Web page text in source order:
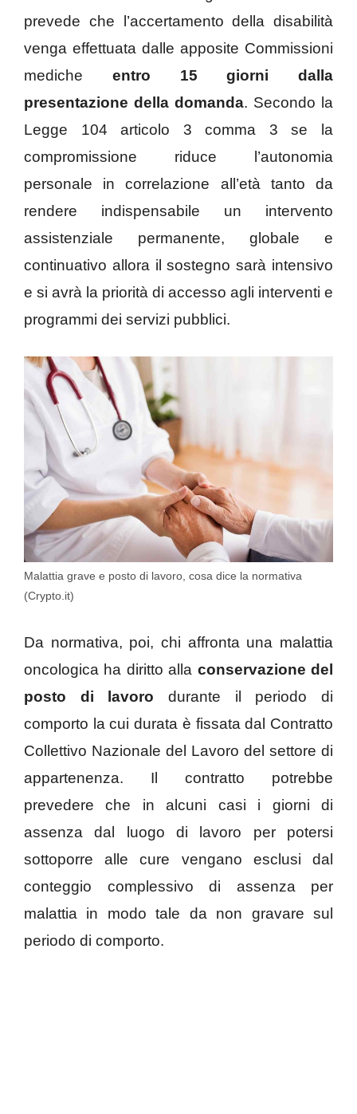
prevede che l’accertamento della disabilità
venga effettuata dalle apposite Commissioni
mediche entro 15 giorni dalla
presentazione della domanda. Secondo la
Legge 104 articolo 3 comma 3 se la
compromissione riduce l’autonomia
personale in correlazione all’età tanto da
rendere indispensabile un intervento
assistenziale permanente, globale e
continuativo allora il sostegno sarà intensivo
e si avrà la priorità di accesso agli interventi e
programmi dei servizi pubblici.
Malattia grave e posto di lavoro, cosa dice la normativa
(Crypto.it)
Da normativa, poi, chi affronta una malattia
oncologica ha diritto alla conservazione del
posto di lavoro durante il periodo di
comporto la cui durata è fissata dal Contratto
Collettivo Nazionale del Lavoro del settore di
appartenenza. Il contratto potrebbe
prevedere che in alcuni casi i giorni di
assenza dal luogo di lavoro per potersi
sottoporre alle cure vengano esclusi dal
conteggio complessivo di assenza per
malattia in modo tale da non gravare sul
periodo di comporto.